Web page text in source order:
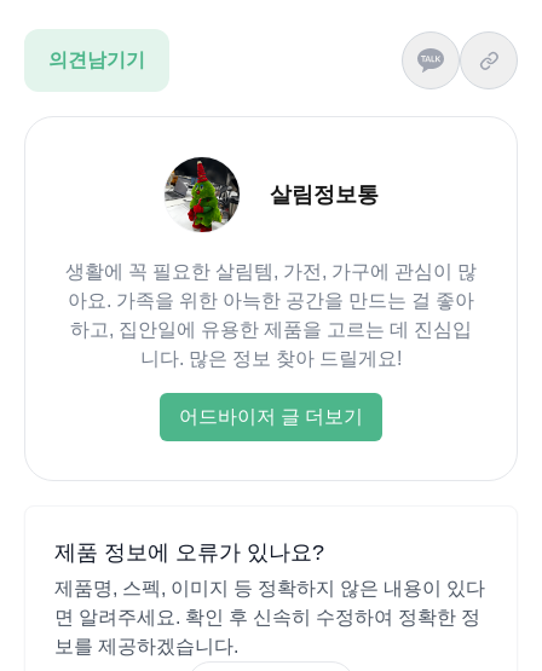
의견남기기
살림정보통
생활에 꼭 필요한 살림템, 가전, 가구에 관심이 많
아요. 가족을 위한 아늑한 공간을 만드는 걸 좋아
하고, 집안일에 유용한 제품을 고르는 데 진심입
니다. 많은 정보 찾아 드릴게요!
어드바이저 글 더보기
제품 정보에 오류가 있나요?
제품명, 스펙, 이미지 등 정확하지 않은 내용이 있다
면 알려주세요. 확인 후 신속히 수정하여 정확한 정
보를 제공하겠습니다.